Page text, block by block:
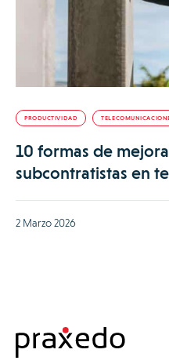
PRODUCTIVIDAD
10 formas de
subcontratistas en
2 Marzo 2026